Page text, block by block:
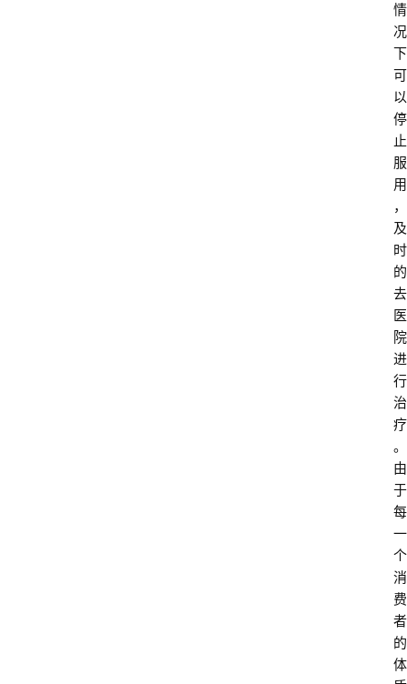
情
况
下
可
以
停
止
服
用
，
及
时
的
去
医
院
进
行
治
疗
。
由
于
每
一
个
消
费
者
的
体